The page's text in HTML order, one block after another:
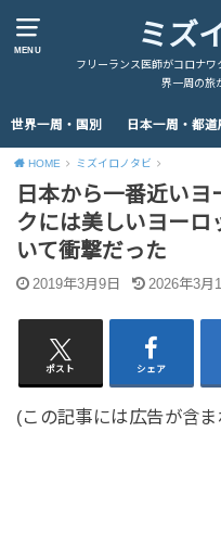
MENU ミズ
フリーランス医師がコロナ
界一周の旅
世界一周・国別 日本一周・都道
HOME ミズイロノタビ
日本から一番近い
クには美しいヨーロ
いて衝撃だった
2019年3月9日 2026年3月
ポスト シェア
(この記事には広告が含